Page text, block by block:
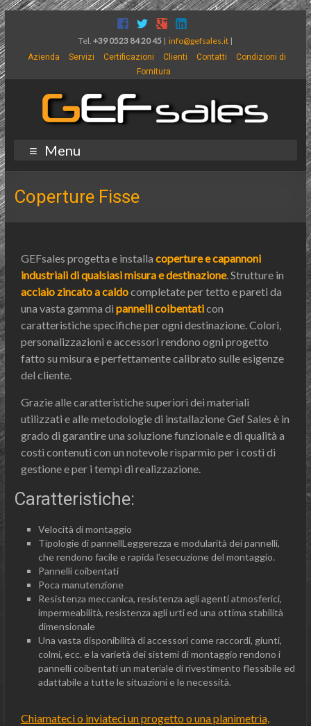
Tel. +39 0523 84 20 45| info@gefsales.it|
Azienda Servizi Certificazioni Clienti Contatti
Condizioni di
Fornitura
Menu
Coperture Fisse
GEFsales progetta e installa coperture e capannoni
industriali di qualsiasi misura e destinazione. Strutture in
acciaio zincato a caldocompletate per tetto e pareti da
una vasta gamma di pannelli coibentaticon
caratteristiche specifiche per ogni destinazione. Colori,
personalizzazioni e accessori rendono ogni progetto
fatto su misura e perfettamente calibrato sulle esigenze
del cliente.
Grazie alle caratteristiche superiori dei materiali
utilizzati e alle metodologie di installazione Gef Sales è in
grado di garantire una soluzione funzionale e di qualità a
costi contenuti con un notevole risparmio per i costi di
gestione e per i tempi di realizzazione.
Caratteristiche:
Velocità di montaggio
Tipologie di pannellLeggerezza e modularità dei pannelli,
che rendono facile e rapida l’esecuzione del montaggio.
Pannelli coibentati
Poca manutenzione
Resistenza meccanica, resistenza agli agenti atmosferici,
impermeabilità, resistenza agli urti ed una ottima stabilità
dimensionale
Una vasta disponibilità di accessori come raccordi, giunti,
colmi, ecc. e la varietà dei sistemi di montaggio rendono i
pannelli coibentati un materiale di rivestimento flessibile ed
adattabile a tutte le situazioni e le necessità.
Chiamateci o inviateci un progetto o una planimetria,